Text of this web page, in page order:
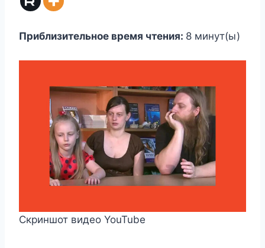
Приблизительное время чтения: 8 минут(ы)
Скриншот видео YouTube